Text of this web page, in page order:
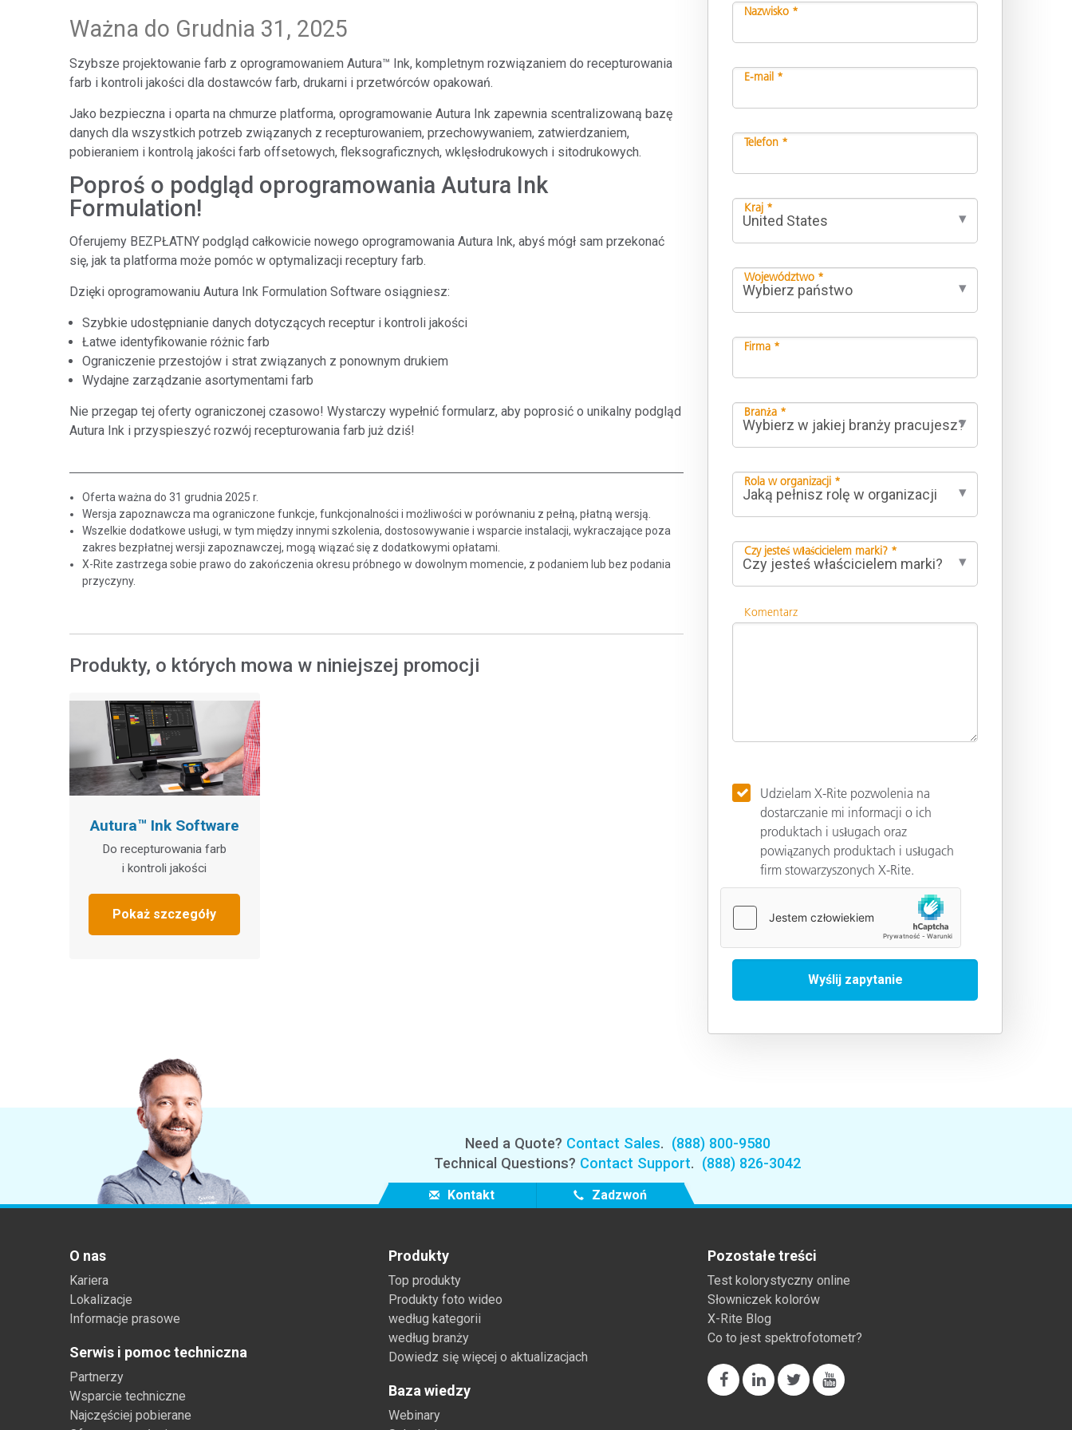
Tworzywa sztuczne
Ważna do Grudnia 31, 2025
Szybsze projektowanie farb z oprogramowaniem Autura™ Ink, kompletnym rozwiązaniem do recepturowania
farb i kontroli jakości dla dostawców farb, drukarni i przetwórców opakowań.
Jako bezpieczna i oparta na chmurze platforma, oprogramowanie Autura Ink zapewnia scentralizowaną bazę
danych dla wszystkich potrzeb związanych z recepturowaniem, przechowywaniem, zatwierdzaniem,
pobieraniem i kontrolą jakości farb offsetowych, fleksograficznych, wklęsłodrukowych i sitodrukowych.
Poproś o podgląd oprogramowania Autura Ink
Formulation!
Oferujemy BEZPŁATNY podgląd całkowicie nowego oprogramowania Autura Ink, abyś mógł sam przekonać
się, jak ta platforma może pomóc w optymalizacji receptury farb.
Dzięki oprogramowaniu Autura Ink Formulation Software osiągniesz:
Szybkie udostępnianie danych dotyczących receptur i kontroli jakości
Łatwe identyfikowanie różnic farb
Ograniczenie przestojów i strat związanych z ponownym drukiem
Wydajne zarządzanie asortymentami farb
Nie przegap tej oferty ograniczonej czasowo! Wystarczy wypełnić formularz, aby poprosić o unikalny podgląd
Autura Ink i przyspieszyć rozwój recepturowania farb już dziś!
Oferta ważna do 31 grudnia 2025 r.
Wersja zapoznawcza ma ograniczone funkcje, funkcjonalności i możliwości w porównaniu z pełną, płatną wersją.
Wszelkie dodatkowe usługi, w tym między innymi szkolenia, dostosowywanie i wsparcie instalacji, wykraczające poza
zakres bezpłatnej wersji zapoznawczej, mogą wiązać się z dodatkowymi opłatami.
X-Rite zastrzega sobie prawo do zakończenia okresu próbnego w dowolnym momencie, z podaniem lub bez podania
przyczyny.
Produkty, o których mowa w niniejszej promocji
Autura™ Ink Software
Do recepturowania farb
i kontroli jakości
Pokaż szczegóły
Nazwisko *
E-mail *
Telefon *
Kraj *
Województwo *
Firma *
Branża *
Rola w organizacji *
Czy jesteś właścicielem marki? *
Komentarz
Udzielam X-Rite pozwolenia na
dostarczanie mi informacji o ich
produktach i usługach oraz
powiązanych produktach i usługach
firm stowarzyszonych X-Rite.
Need a Quote? Contact Sales. (888) 800-9580
Technical Questions? Contact Support. (888) 826-3042
Kontakt Zadzwoń
O nas
Kariera
Lokalizacje
Informacje prasowe
Serwis i pomoc techniczna
Partnerzy
Wsparcie techniczne
Najczęściej pobierane
Produkty
Top produkty
Produkty foto wideo
według kategorii
według branży
Dowiedz się więcej o aktualizacjach
Baza wiedzy
Webinary
Pozostałe treści
Test kolorystyczny online
Słowniczek kolorów
X-Rite Blog
Co to jest spektrofotometr?